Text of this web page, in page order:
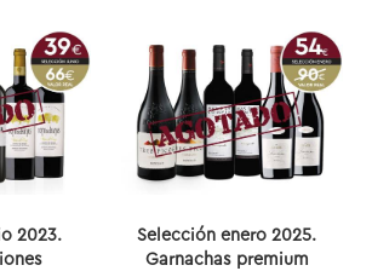
2023.
Selección enero 2025.
Garnachas premium